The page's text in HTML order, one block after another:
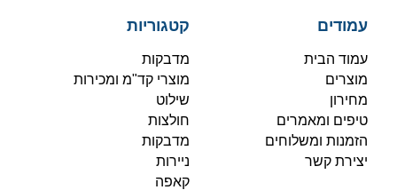
עמודים
עמוד הבית
מוצרים
מחירון
טיפים ומאמרים
הזמנות ומשלוחים
יצירת קשר
קטגוריות
מדבקות
מוצרי קד"מ ומכירות
שילוט
חולצות
מדבקות
ניירות
קאפה